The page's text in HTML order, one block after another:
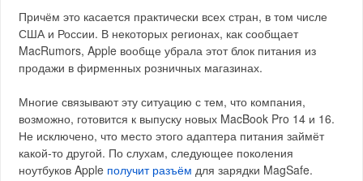
Причём это касается практически всех стран, в том числе
США и России. В некоторых регионах, как сообщает
MacRumors, Apple вообще убрала этот блок питания из
продажи в фирменных розничных магазинах.
Многие связывают эту ситуацию с тем, что компания,
возможно, готовится к выпуску новых MacBook Pro 14 и 16.
Не исключено, что место этого адаптера питания займёт
какой-то другой. По слухам, следующее поколения
ноутбуков Apple получит разъём для зарядки MagSafe.